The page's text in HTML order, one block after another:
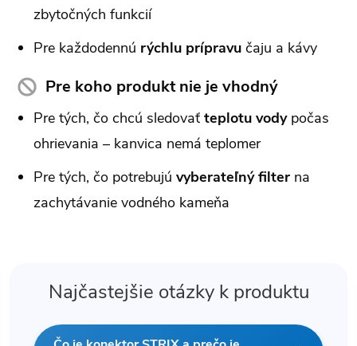
zbytočných funkcií
Pre každodennú rýchlu prípravu čaju a kávy
Pre koho produkt nie je vhodný
Pre tých, čo chcú sledovať teplotu vodypočas
ohrievania – kanvica nemá teplomer
Pre tých, čo potrebujú vyberateľný filter na
zachytávanie vodného kameňa
Najčastejšie otázky k produktu